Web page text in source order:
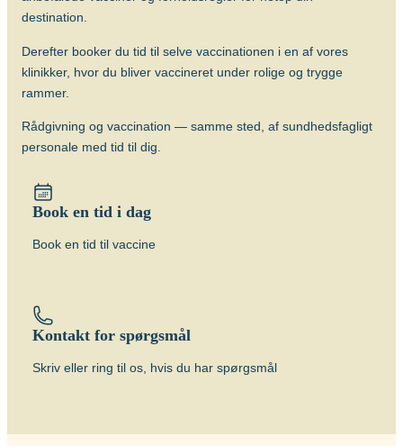
Tuberkulose
BCG vaccine (BCG Vaccine “AJ
destination.
Derefter booker du tid til selve vaccinationen i en af vores
klinikker, hvor du bliver vaccineret under rolige og trygge
rammer.
Rådgivning og vaccination — samme sted, af sundhedsfagligt
personale med tid til dig.
Book en tid i dag
Book en tid til vaccine
Kontakt for spørgsmål
Skriv eller ring til os, hvis du har spørgsmål